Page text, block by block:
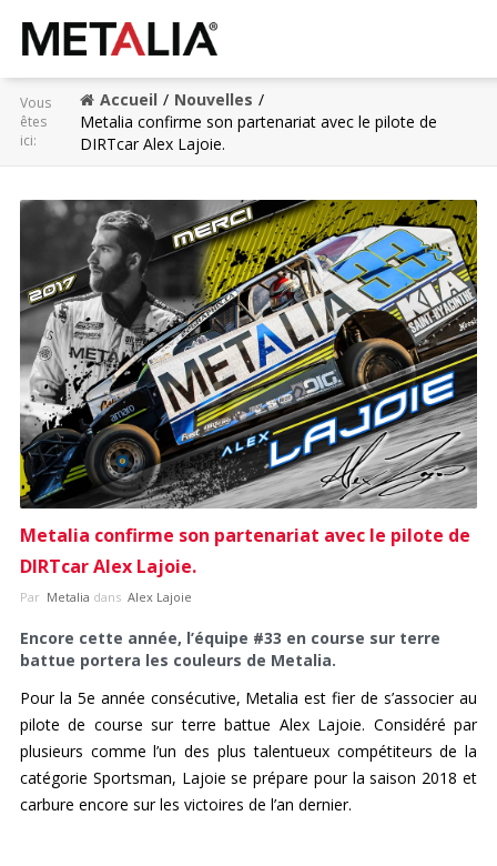
Produits
Réalisations
Zone Metalia
Contact
CONFIGURATEUR
EN
ES
Connexion
Vous
êtes
ici:
Accueil
Nouvelles
Metalia confirme son partenariat avec le pilote de
DIRTcar Alex Lajoie.
Metalia confirme son partenariat avec le pilote de
DIRTcar Alex Lajoie.
Par Metalia dans Alex Lajoie
Encore cette année, l’équipe #33 en course sur terre
battue portera les couleurs de Metalia.
Pour la 5e année consécutive, Metalia est fier de s’associer au
pilote de course sur terre battue Alex Lajoie. Considéré par
plusieurs comme l’un des plus talentueux compétiteurs de la
catégorie Sportsman, Lajoie se prépare pour la saison 2018 et
carbure encore sur les victoires de l’an dernier.